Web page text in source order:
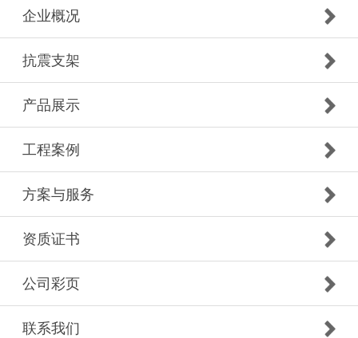
企业概况
抗震支架
产品展示
工程案例
方案与服务
资质证书
公司彩页
联系我们